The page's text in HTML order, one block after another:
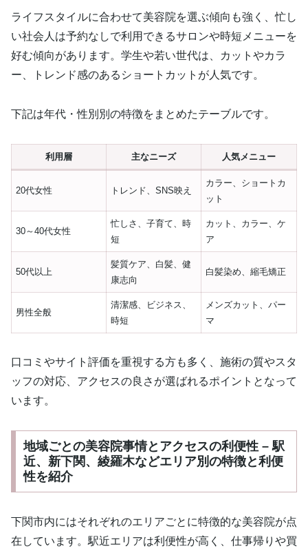
ライフスタイルに合わせて美容院を選ぶ傾向も強く、忙し
い社会人は予約なしで利用できるサロンや時短メニューを
好む傾向があります。学生や若い世代は、カットやカラ
ー、トレンド感のあるショートカットが人気です。
下記は年代・性別別の特徴をまとめたテーブルです。
利用層 主なニーズ 人気メニュー
20代女性 トレンド、SNS映え
カラー、ショートカ
ット
30～40代女性
忙しさ、子育て、時
短
カット、カラー、ケ
ア
50代以上
髪質ケア、白髪、健
康志向
白髪染め、縮毛矯正
男性全般
清潔感、ビジネス、
時短
メンズカット、パー
マ
口コミやサイト評価を重視する方も多く、施術の質やスタ
ッフの対応、アクセスの良さが選ばれるポイントとなって
います。
地域ごとの美容院事情とアクセスの利便性 – 駅
近、新下関、綾羅木などエリア別の特徴と利便
性を紹介
下関市内にはそれぞれのエリアごとに特徴的な美容院が点
在しています。駅近エリアは利便性が高く、仕事帰りや買